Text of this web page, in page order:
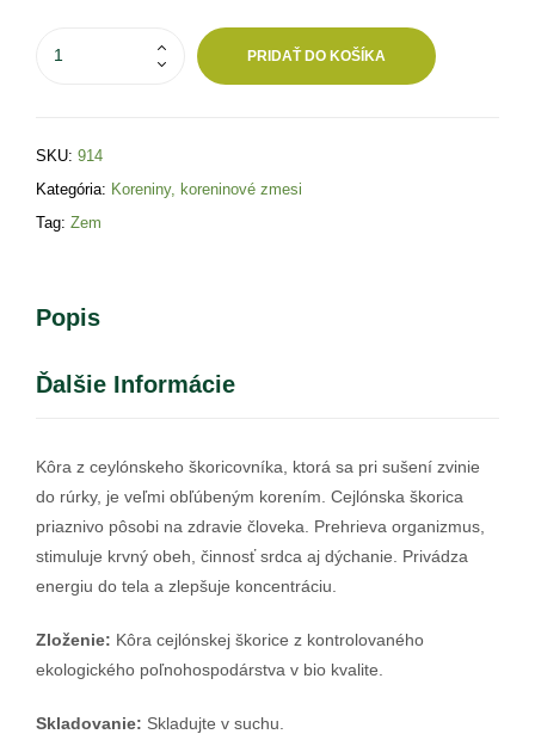
PRIDAŤ DO KOŠÍKA
SKU: 914
Kategória: Koreniny, koreninové zmesi
Tag: Zem
Popis
Ďalšie Informácie
Kôra z ceylónskeho škoricovníka, ktorá sa pri sušení zvinie
do rúrky, je veľmi obľúbeným korením. Cejlónska škorica
priaznivo pôsobi na zdravie človeka. Prehrieva organizmus,
stimuluje krvný obeh, činnosť srdca aj dýchanie. Privádza
energiu do tela a zlepšuje koncentráciu.
Zloženie: Kôra cejlónskej škorice z kontrolovaného
ekologického poľnohospodárstva v bio kvalite.
Skladovanie: Skladujte v suchu.